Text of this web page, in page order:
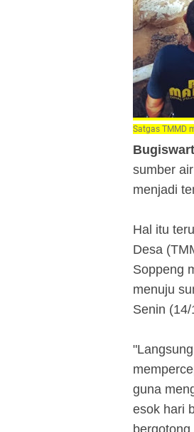
Satgas TMMD
sumber
menjadi
Hal itu
Desa
Soppeng
menuju
Senin
guna
esok hari